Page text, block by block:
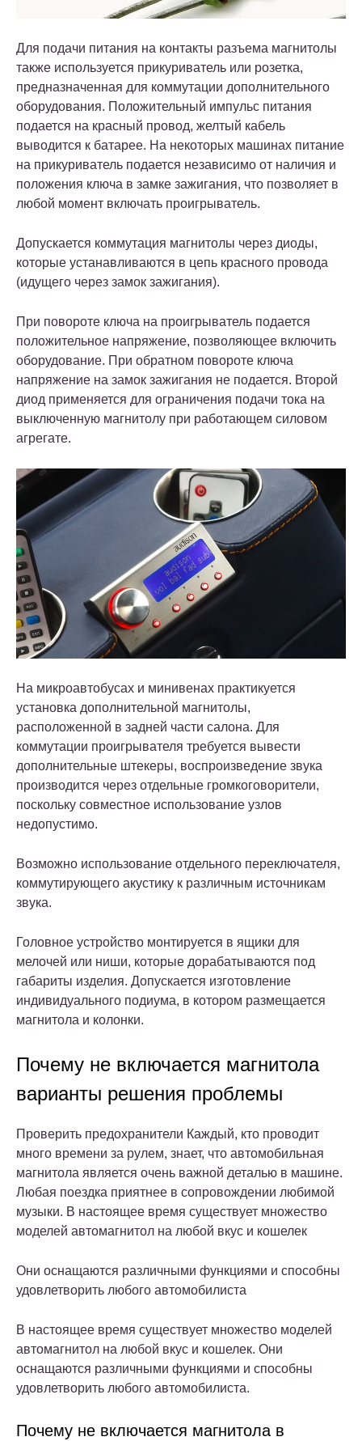
Для подачи питания на контакты разъема магнитолы
также используется прикуриватель или розетка,
предназначенная для коммутации дополнительного
оборудования. Положительный импульс питания
подается на красный провод, желтый кабель
выводится к батарее. На некоторых машинах питание
на прикуриватель подается независимо от наличия и
положения ключа в замке зажигания, что позволяет в
любой момент включать проигрыватель.
Допускается коммутация магнитолы через диоды,
которые устанавливаются в цепь красного провода
(идущего через замок зажигания).
При повороте ключа на проигрыватель подается
положительное напряжение, позволяющее включить
оборудование. При обратном повороте ключа
напряжение на замок зажигания не подается. Второй
диод применяется для ограничения подачи тока на
выключенную магнитолу при работающем силовом
агрегате.
На микроавтобусах и минивенах практикуется
установка дополнительной магнитолы,
расположенной в задней части салона. Для
коммутации проигрывателя требуется вывести
дополнительные штекеры, воспроизведение звука
производится через отдельные громкоговорители,
поскольку совместное использование узлов
недопустимо.
Возможно использование отдельного переключателя,
коммутирующего акустику к различным источникам
звука.
Головное устройство монтируется в ящики для
мелочей или ниши, которые дорабатываются под
габариты изделия. Допускается изготовление
индивидуального подиума, в котором размещается
магнитола и колонки.
Почему не включается магнитола
варианты решения проблемы
Проверить предохранители Каждый, кто проводит
много времени за рулем, знает, что автомобильная
магнитола является очень важной деталью в машине.
Любая поездка приятнее в сопровождении любимой
музыки. В настоящее время существует множество
моделей автомагнитол на любой вкус и кошелек
Они оснащаются различными функциями и способны
удовлетворить любого автомобилиста
В настоящее время существует множество моделей
автомагнитол на любой вкус и кошелек. Они
оснащаются различными функциями и способны
удовлетворить любого автомобилиста.
Почему не включается магнитола в